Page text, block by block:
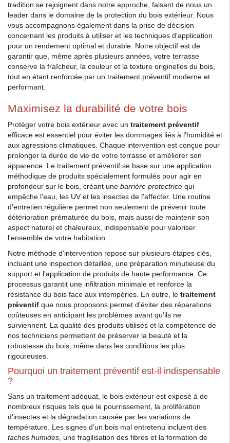
tradition se rejoignent dans notre approche, faisant de nous un
leader dans le domaine de la protection du bois extérieur. Nous
vous accompagnons également dans la prise de décision
concernant les produits à utiliser et les techniques d'application
pour un rendement optimal et durable. Notre objectif est de
garantir que, même après plusieurs années, votre terrasse
conserve la fraîcheur, la couleur et la texture originelles du bois,
tout en étant renforcée par un traitement préventif moderne et
performant.
Maximisez la durabilité de votre bois
Protéger votre bois extérieur avec un traitement préventif
efficace est essentiel pour éviter les dommages liés à l'humidité et
aux agressions climatiques. Chaque intervention est conçue pour
prolonger la durée de vie de votre terrasse et améliorer son
apparence. Le traitement préventif se base sur une application
méthodique de produits spécialement formulés pour agir en
profondeur sur le bois, créant une barrière protectrice qui
empêche l'eau, les UV et les insectes de l'affecter. Une routine
d'entretien régulière permet non seulement de prévenir toute
détérioration prématurée du bois, mais aussi de maintenir son
aspect naturel et chaleureux, indispensable pour valoriser
l'ensemble de votre habitation.
Notre méthode d'intervention repose sur plusieurs étapes clés,
incluant une inspection détaillée, une préparation minutieuse du
support et l'application de produits de haute performance. Ce
processus garantit une infiltration minimale et renforce la
résistance du bois face aux intempéries. En outre, le traitement
préventif que nous proposons permet d'éviter des réparations
coûteuses en anticipant les problèmes avant qu'ils ne
surviennent. La qualité des produits utilisés et la compétence de
nos techniciens permettent de préserver la beauté et la
robustesse du bois, même dans les conditions les plus
rigoureuses.
Pourquoi un traitement préventif est-il indispensable
?
Sans un traitement adéquat, le bois extérieur est exposé à de
nombreux risques tels que le pourrissement, la prolifération
d'insectes et la dégradation causée par les variations de
température. Les signes d'un bois mal entretenu incluent des
taches humides, une fragilisation des fibres et la formation de